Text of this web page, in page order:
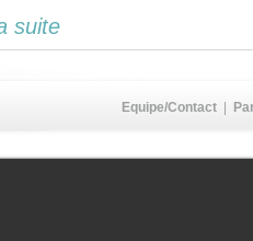
suite
Equipe/Contact